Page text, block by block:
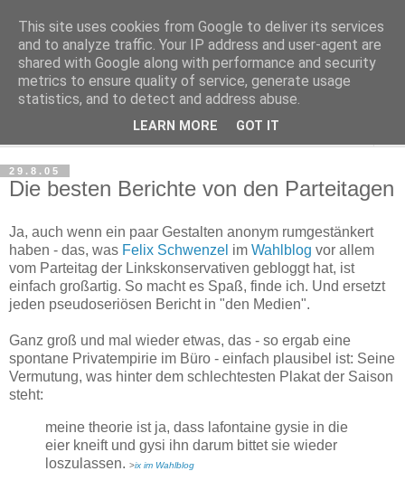
Haltungsturnen
Niveau sieht nur von unten aus wie Arroganz.
29.8.05
Die besten Berichte von den Parteitagen
Ja, auch wenn ein paar Gestalten anonym rumgestänkert
haben - das, was Felix Schwenzel im Wahlblog vor allem
vom Parteitag der Linkskonservativen gebloggt hat, ist
einfach großartig. So macht es Spaß, finde ich. Und ersetzt
jeden pseudoseriösen Bericht in "den Medien".
Ganz groß und mal wieder etwas, das - so ergab eine
spontane Privatempirie im Büro - einfach plausibel ist: Seine
Vermutung, was hinter dem schlechtesten Plakat der Saison
steht:
meine theorie ist ja, dass lafontaine gysie in die
eier kneift und gysi ihn darum bittet sie wieder
loszulassen. >ix im Wahlblog
This site uses cookies from Google to deliver its services
and to analyze traffic. Your IP address and user-agent are
shared with Google along with performance and security
metrics to ensure quality of service, generate usage
statistics, and to detect and address abuse.
LEARN MORE GOT IT